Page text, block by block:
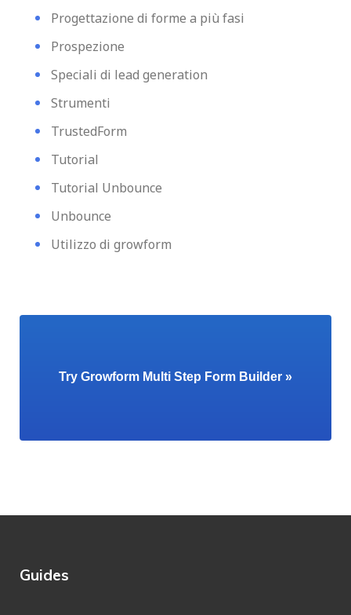
Progettazione di forme a più fasi
Prospezione
Speciali di lead generation
Strumenti
TrustedForm
Tutorial
Tutorial Unbounce
Unbounce
Utilizzo di growform
Try Growform Multi Step Form Builder »
Guides